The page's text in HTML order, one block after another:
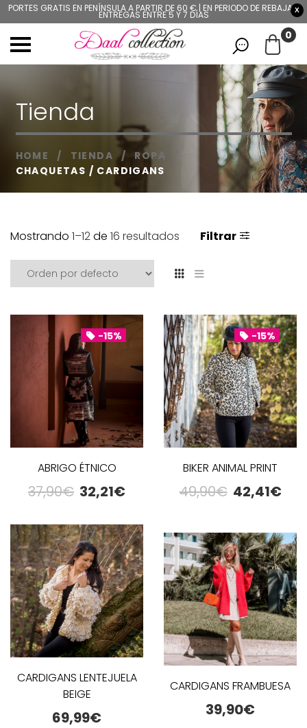
X
PORTES GRATIS EN PENÍNSULA A PARTIR DE 60 € | EN PERIODO DE REBAJAS,
ENTREGAS ENTRE 5 Y 7 DÍAS
0
Tienda
HOME / TIENDA / ROPA
CHAQUETAS / CARDIGANS
Mostrando 1–12de 16 resultados Filtrar
-15%
ABRIGO ÉTNICO
37,90€ 32,21€
-15%
BIKER ANIMAL PRINT
49,90€ 42,41€
CARDIGANS LENTEJUELA
BEIGE
69,99€
CARDIGANS FRAMBUESA
39,90€